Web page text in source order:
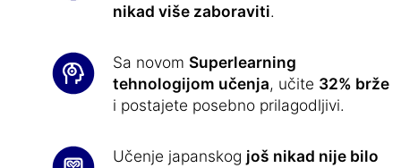
nikad više zaboraviti.
Sa novom Superlearning
tehnologijom učenja, učite 32% brže
i postajete posebno prilagodljivi.
Učenje japanskog još nikad nije bilo